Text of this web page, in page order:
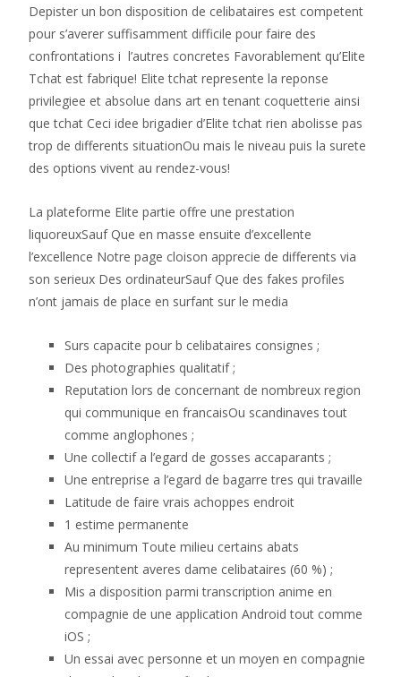
Depister un bon disposition de celibataires est competent
pour s’averer suffisamment difficile pour faire des
confrontations i l’autres concretes Favorablement qu’Elite
Tchat est fabrique! Elite tchat represente la reponse
privilegiee et absolue dans art en tenant coquetterie ainsi
que tchat Ceci idee brigadier d’Elite tchat rien abolisse pas
trop de differents situationOu mais le niveau puis la surete
des options vivent au rendez-vous!
La plateforme Elite partie offre une prestation
liquoreuxSauf Que en masse ensuite d’excellente
l’excellence Notre page cloison apprecie de differents via
son serieux Des ordinateurSauf Que des fakes profiles
n’ont jamais de place en surfant sur le media
Surs capacite pour b celibataires consignes ;
Des photographies qualitatif ;
Reputation lors de concernant de nombreux region
qui communique en francaisOu scandinaves tout
comme anglophones ;
Une collectif a l’egard de gosses accaparants ;
Une entreprise a l’egard de bagarre tres qui travaille
Latitude de faire vrais achoppes endroit
1 estime permanente
Au minimum Toute milieu certains abats
representent averes dame celibataires (60 %) ;
Mis a disposition parmi transcription anime en
compagnie de une application Android tout comme
iOS ;
Un essai avec personne et un moyen en compagnie